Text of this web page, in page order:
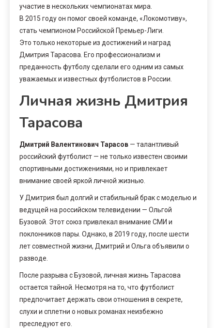
участие в нескольких чемпионатах мира.
В 2015 году он помог своей команде, «Локомотиву»,
стать чемпионом Российской Премьер-Лиги.
Это только некоторые из достижений и наград
Дмитрия Тарасова. Его профессионализм и
преданность футболу сделали его одним из самых
уважаемых и известных футболистов в России.
Личная жизнь Дмитрия
Тарасова
Дмитрий Валентинович Тарасов — талантливый
российский футболист — не только известен своими
спортивными достижениями, но и привлекает
внимание своей яркой личной жизнью.
У Дмитрия был долгий и стабильный брак с моделью и
ведущей на российском телевидении — Ольгой
Бузовой. Этот союз привлекал внимание СМИ и
поклонников пары. Однако, в 2019 году, после шести
лет совместной жизни, Дмитрий и Ольга объявили о
разводе.
После разрыва с Бузовой, личная жизнь Тарасова
остается тайной. Несмотря на то, что футболист
предпочитает держать свои отношения в секрете,
слухи и сплетни о новых романах неизбежно
преследуют его.